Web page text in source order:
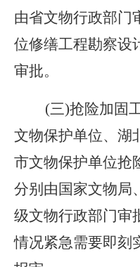
由省文物行政部门
位修缮工程勘察设
审批。
(三)抢险加固工
文物保护单位、湖
市文物保护单位抢
分别由国家文物局
级文物行政部门审
情况紧急需要即刻